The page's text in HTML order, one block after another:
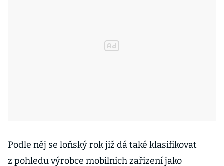
Podle něj se loňský rok již dá také klasifikovat
z pohledu výrobce mobilních zařízení jako